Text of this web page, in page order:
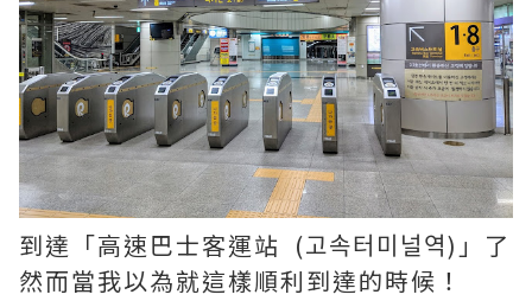
到達「高速巴士客運站 (고속터미널역)」了
然而當我以為就這樣順利到達的時候！